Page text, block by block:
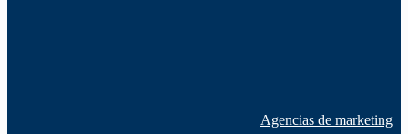
Agencias de marketing